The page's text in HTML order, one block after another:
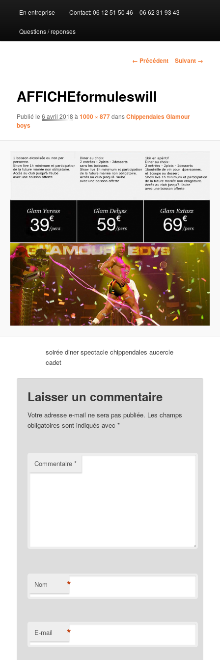
au
contenu
En entreprise Contact: 06 12 51 50 46 – 06 62 31 93 43
Questions / reponses
Navigation
← Précédent Suivant →
AFFICHEformuleswill
Publié le6 avril 2018 à1000 × 877dansChippendales Glamour
boys
soirée diner spectacle chippendales aucercle
cadet
Laisser un commentaire
Votre adresse e-mail ne sera pas publiée. Les champs
obligatoires sont indiqués avec*
Commentaire*
Nom *
E-mail *